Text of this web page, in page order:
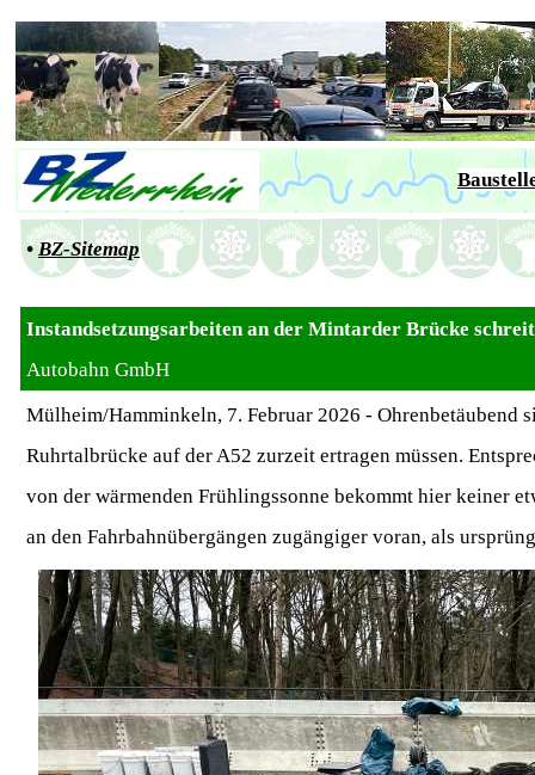
•BZ-Sitemap
Instandsetzungsarbeiten an der Mintarder Brücke
Autobahn GmbH
Mülheim/Hamminkeln, 7. Februar 2026 - Ohrenbetäubend
Ruhrtalbrücke auf der A52 zurzeit ertragen müssen.
von der wärmenden Frühlingssonne bekommt hier keiner
an den Fahrbahnübergängen zugängiger voran, als